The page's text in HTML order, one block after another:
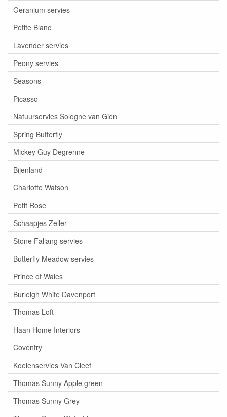
Geranium servies
Petite Blanc
Lavender servies
Peony servies
Seasons
Picasso
Natuurservies Sologne van Gien
Spring Butterfly
Mickey Guy Degrenne
Bijenland
Charlotte Watson
Petit Rose
Schaapjes Zeller
Stone Faliang servies
Butterfly Meadow servies
Prince of Wales
Burleigh White Davenport
Thomas Loft
Haan Home Interiors
Coventry
Koeienservies Van Cleef
Thomas Sunny Apple green
Thomas Sunny Grey